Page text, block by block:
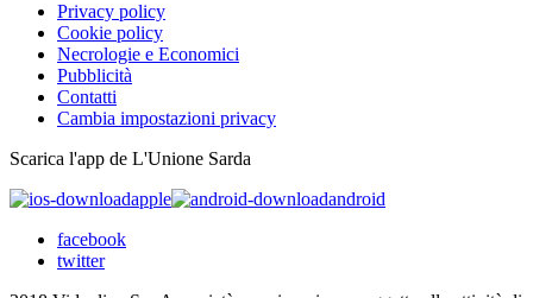
Privacy policy
Cookie policy
Necrologie e Economici
Pubblicità
Contatti
Cambia impostazioni privacy
Scarica l'app de L'Unione Sarda
apple
android
facebook
twitter